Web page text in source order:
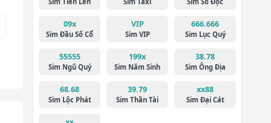
09x
Sim Đầu Số Cổ
VIP
Sim VIP
666.666
Sim Lục Quý
55555
Sim Ngũ Quý
199x
Sim Năm Sinh
38.78
Sim Ông Địa
68.68
Sim Lộc Phát
39.79
Sim Thần Tài
xx88
Sim Đại Cát